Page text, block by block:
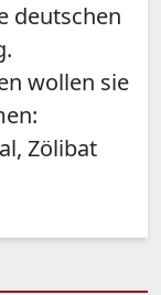
deutschen
wollen sie
Zölibat